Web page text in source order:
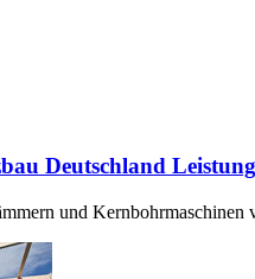
Deutschland
und Kernbohrmaschinen